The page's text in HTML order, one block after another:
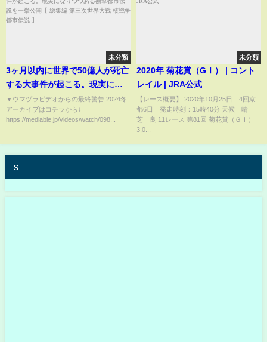
未分類
3ヶ月以内に世界で50億人が死亡
する大事件が起こる。現実にな
りつつある衝撃都市伝説を一挙
公開【 総集編 第三次世界大戦 核
戦争 都市伝説 】
▼ウマヅラビデオからの最終警告 2024冬
アーカイブはコチラから↓
https://mediable.jp/videos/watch/098...
未分類
2020年 菊花賞（GⅠ） | コント
レイル | JRA公式
【レース概要】 2020年10月25日 4回京
都6日 発走時刻：15時40分 天候 晴
芝 良 11レース 第81回 菊花賞（ＧⅠ）
3,0...
s